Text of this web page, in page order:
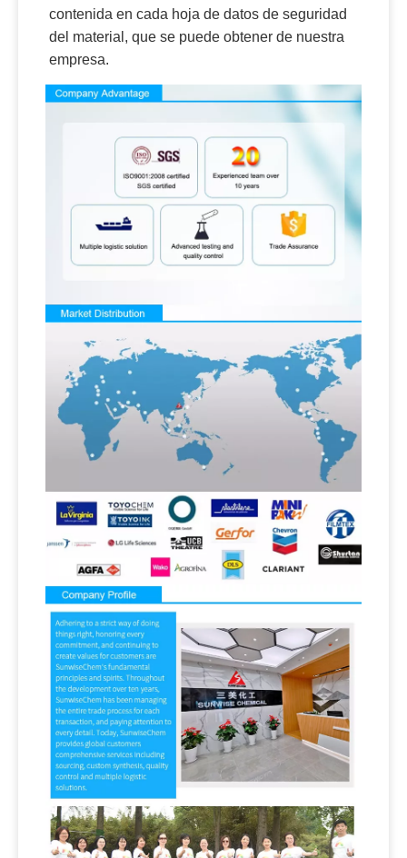
contenida en cada hoja de datos de seguridad
del material, que se puede obtener de nuestra
empresa.